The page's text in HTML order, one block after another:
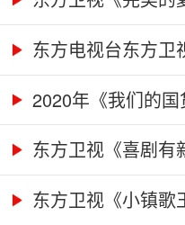
告...东方电视台东方卫
绍...2020年《我们的
东方卫视《喜剧有
东方卫视《小镇歌